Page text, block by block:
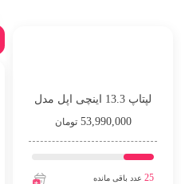
لپتاپ 13.3 اینچی اپل مدل
MacBook Air MGN63
53,990,000 تومان
25 عدد باقی مانده